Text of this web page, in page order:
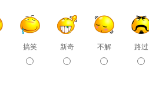
搞笑 新奇 不解 路过